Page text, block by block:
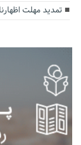
تمدید مهلت اظهارنامه‌های